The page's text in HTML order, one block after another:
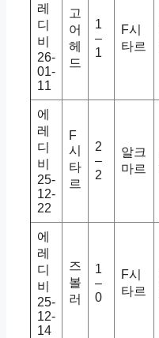
레
디
비
26-
01-
11
고
어
헤
드
1
–
1
F시
타르
에
레
디
비
25-
12-
22
F
시
타
르
2
–
2
알크
마르
에
레
디
비
25-
12-
14
즈
볼
러
1
–
0
F시
타르